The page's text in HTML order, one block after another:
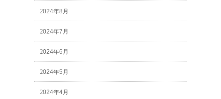
2024年8月
2024年7月
2024年6月
2024年5月
2024年4月